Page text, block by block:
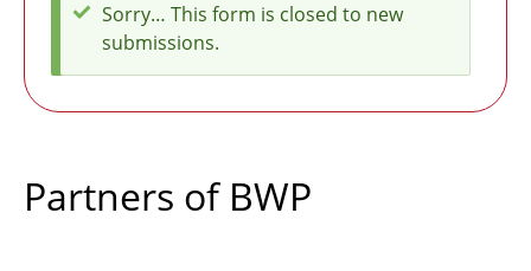
Status
Sorry… This form is closed to new
submissions.
Partners of BWP